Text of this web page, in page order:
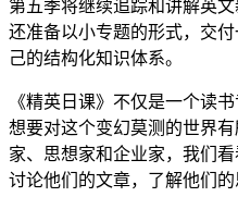
第五季将继续追踪和讲解英
还准备以小专题的形式，交
己的结构化知识体系。
《精英日课》不仅是一个读
想要对这个变幻莫测的世界
家、思想家和企业家，我们
讨论他们的文章，了解他们的